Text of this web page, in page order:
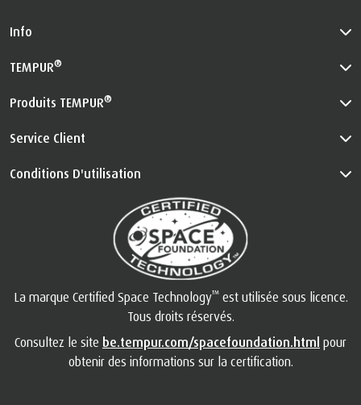
Info
TEMPUR®
Produits TEMPUR®
Service Client
Conditions D'utilisation
La marque Certified Space Technology™est utilisée sous licence.
Tous droits réservés.
Consultez le site be.tempur.com/spacefoundation.html pour
obtenir des informations sur la certification.